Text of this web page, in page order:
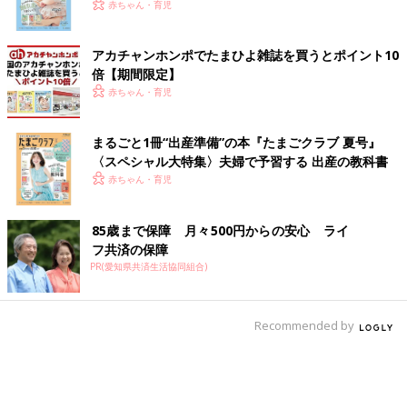
いっぱい！
赤ちゃん・育児
アカチャンホンポでたまひよ雑誌を買うとポイント10
倍【期間限定】
赤ちゃん・育児
まるごと1冊“出産準備”の本『たまごクラブ 夏号』
〈スペシャル大特集〉夫婦で予習する 出産の教科書
赤ちゃん・育児
85歳まで保障 月々500円からの安心 ライ
フ共済の保障
PR(愛知県共済生活協同組合)
Recommended by